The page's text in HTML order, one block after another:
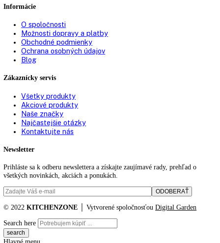
85
85,3
85,5
86
87
87,4
89
90,5
90,8
91
91,1
91,3
91,6
91,9
92
Filtrovanie podla ceny
Cena: 1.249 €—2.789 €
Reset